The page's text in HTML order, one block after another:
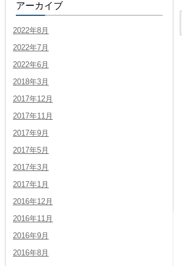
アーカイブ
2022年8月
2022年7月
2022年6月
2018年3月
2017年12月
2017年11月
2017年9月
2017年5月
2017年3月
2017年1月
2016年12月
2016年11月
2016年9月
2016年8月